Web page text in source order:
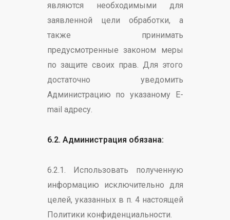
являются необходимыми для
заявленной цели обработки, а
также принимать
предусмотренные законом меры
по защите своих прав. Для этого
достаточно уведомить
Администрацию по указаному E-
mail адресу.
6.2. Администрация обязана:
6.2.1. Использовать полученную
информацию исключительно для
целей, указанных в п. 4 настоящей
Политики конфиденциальности.